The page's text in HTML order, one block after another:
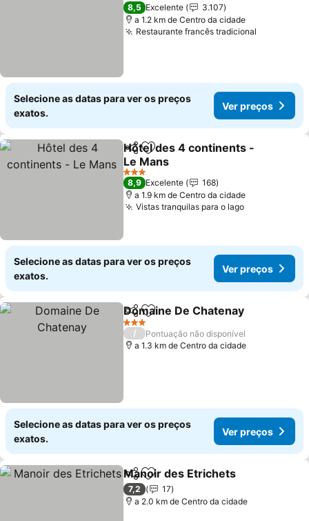
8,5 Excelente
3.107
a 1.2 km de Centro da cidade
Restaurante francês tradicional
Selecione as datas para ver os preços
exatos.
Ver preços
PartilharAdicionar aos favoritos
Hôtel des 4 continents -
Le Mans
Ver preços
3 Estrelas
8,9 Excelente
168
a 1.9 km de Centro da cidade
Vistas tranquilas para o lagoVer preços
Selecione as datas para ver os preços
exatos.
Ver preços
PartilharAdicionar aos favoritos
Domaine De Chatenay
3 Estrelas
/
Pontuação não disponível
a 1.3 km de Centro da cidade
Selecione as datas para ver os preços
exatos.
Ver preços
PartilharAdicionar aos favoritos
Manoir des Etrichets
7,2
17
a 2.0 km de Centro da cidade